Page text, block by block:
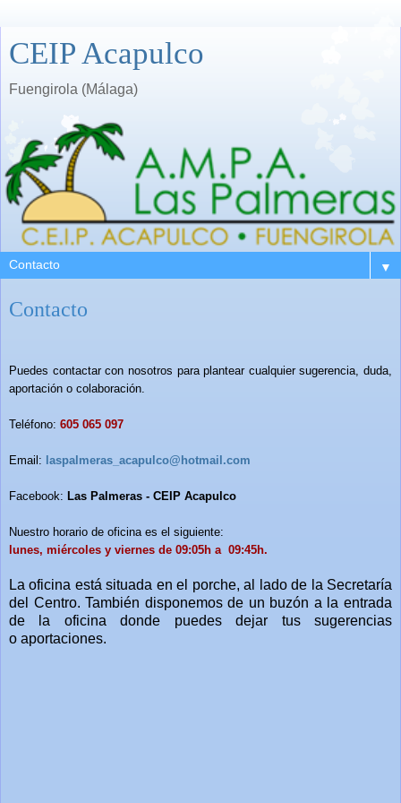
CEIP Acapulco
Fuengirola (Málaga)
▼
Contacto
Puedes contactar con nosotros para plantear cualquier sugerencia, duda,
aportación o colaboración.
Teléfono: 605 065 097
Email: laspalmeras_acapulco@hotmail.com
Facebook: Las Palmeras - CEIP Acapulco
Nuestro horario de oficina es el siguiente:
lunes, miércoles y viernes de 09:05h a 09:45h.
La oficina está situada en el porche, al lado de la Secretaría
del Centro. También disponemos de un buzón a la entrada
de la oficina donde puedes dejar tus sugerencias
o aportaciones.